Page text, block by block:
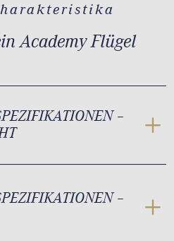
Academy Flügel
–
–